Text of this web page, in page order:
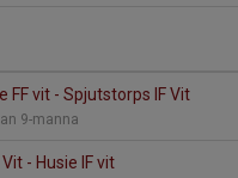
FF vit - Spjutstorps IF Vit
9-manna
- Husie IF vit